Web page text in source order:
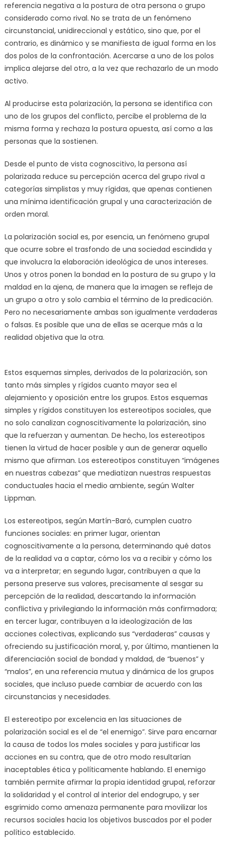
referencia negativa a la postura de otra persona o grupo
considerado como rival. No se trata de un fenómeno
circunstancial, unidireccional y estático, sino que, por el
contrario, es dinámico y se manifiesta de igual forma en los
dos polos de la confrontación. Acercarse a uno de los polos
implica alejarse del otro, a la vez que rechazarlo de un modo
activo.
Al producirse esta polarización, la persona se identifica con
uno de los grupos del conflicto, percibe el problema de la
misma forma y rechaza la postura opuesta, así como a las
personas que la sostienen.
Desde el punto de vista cognoscitivo, la persona así
polarizada reduce su percepción acerca del grupo rival a
categorías simplistas y muy rígidas, que apenas contienen
una mínima identificación grupal y una caracterización de
orden moral.
La polarización social es, por esencia, un fenómeno grupal
que ocurre sobre el trasfondo de una sociedad escindida y
que involucra la elaboración ideológica de unos intereses.
Unos y otros ponen la bondad en la postura de su grupo y la
maldad en la ajena, de manera que la imagen se refleja de
un grupo a otro y solo cambia el término de la predicación.
Pero no necesariamente ambas son igualmente verdaderas
o falsas. Es posible que una de ellas se acerque más a la
realidad objetiva que la otra.
Estos esquemas simples, derivados de la polarización, son
tanto más simples y rígidos cuanto mayor sea el
alejamiento y oposición entre los grupos. Estos esquemas
simples y rígidos constituyen los estereotipos sociales, que
no solo canalizan cognoscitivamente la polarización, sino
que la refuerzan y aumentan. De hecho, los estereotipos
tienen la virtud de hacer posible y aun de generar aquello
mismo que afirman. Los estereotipos constituyen “imágenes
en nuestras cabezas” que mediatizan nuestras respuestas
conductuales hacia el medio ambiente, según Walter
Lippman.
Los estereotipos, según Martín-Baró, cumplen cuatro
funciones sociales: en primer lugar, orientan
cognoscitivamente a la persona, determinando qué datos
de la realidad va a captar, cómo los va a recibir y cómo los
va a interpretar; en segundo lugar, contribuyen a que la
persona preserve sus valores, precisamente al sesgar su
percepción de la realidad, descartando la información
conflictiva y privilegiando la información más confirmadora;
en tercer lugar, contribuyen a la ideologización de las
acciones colectivas, explicando sus “verdaderas” causas y
ofreciendo su justificación moral, y, por último, mantienen la
diferenciación social de bondad y maldad, de “buenos” y
“malos”, en una referencia mutua y dinámica de los grupos
sociales, que incluso puede cambiar de acuerdo con las
circunstancias y necesidades.
El estereotipo por excelencia en las situaciones de
polarización social es el de “el enemigo”. Sirve para encarnar
la causa de todos los males sociales y para justificar las
acciones en su contra, que de otro modo resultarían
inaceptables ética y políticamente hablando. El enemigo
también permite afirmar la propia identidad grupal, reforzar
la solidaridad y el control al interior del endogrupo, y ser
esgrimido como amenaza permanente para movilizar los
recursos sociales hacia los objetivos buscados por el poder
político establecido.